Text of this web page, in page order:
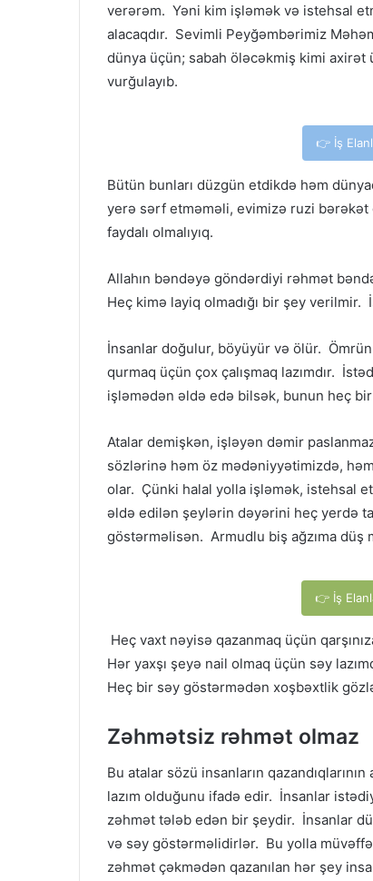
verərəm. Yəni kim işləmək və istehsal
alacaqdır. Sevimli Peyğəmbərimiz
dünya üçün; sabah öləcəkmiş kimi axirət
vurğulayıb.
👉 İş
Bütün bunları düzgün etdikdə həm
yerə sərf etməməli, evimizə ruzi bərəkət
faydalı olmalıyıq.
Allahın bəndəyə göndərdiyi rəhmət
Heç kimə layiq olmadığı bir şey
İnsanlar doğulur, böyüyür və ölür.
qurmaq üçün çox çalışmaq lazımdır.
işləmədən əldə edə bilsək, bunun heç
Atalar demişkən, işləyən dəmir
sözlərinə həm öz mədəniyyətimizdə,
olar. Çünki halal yolla işləmək, istehsal
əldə edilən şeylərin dəyərini heç yerdə
göstərməlisən. Armudlu biş ağzıma düş
👉 İş
Heç vaxt nəyisə qazanmaq üçün
Hər yaxşı şeyə nail olmaq üçün səy
Heç bir səy göstərmədən xoşbəxtlik
Zəhmətsiz rəhmət olmaz
Bu atalar sözü insanların
lazım olduğunu ifadə edir. İnsanlar
zəhmət tələb edən bir şeydir. İnsanlar
və səy göstərməlidirlər. Bu yolla
zəhmət çəkmədən qazanılan hər şey